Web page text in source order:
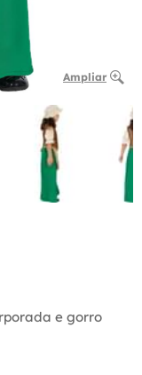
Ampliar
e gorro